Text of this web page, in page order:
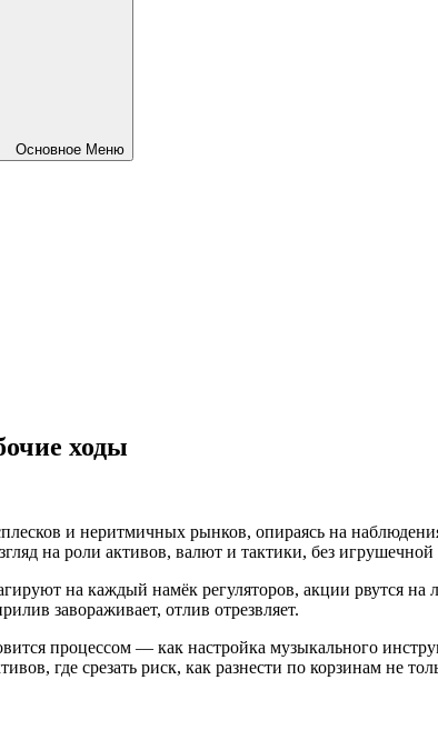
Основное Меню
ходы
и неритмичных рынков, опираясь на
на роли активов, валют и тактики, без
на каждый намёк регуляторов, акции рвутся
завораживает, отлив отрезвляет.
процессом — как настройка музыкального
где срезать риск, как разнести по корзинам не